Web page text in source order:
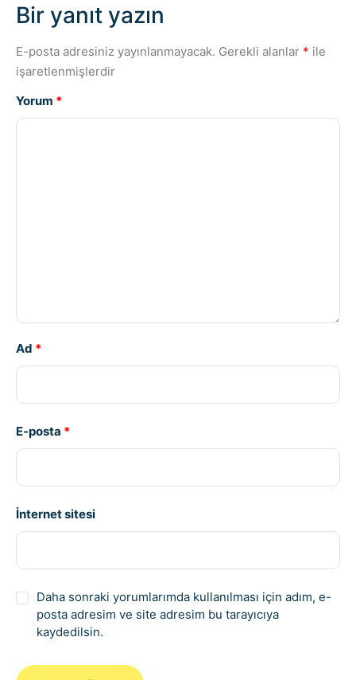
Bir yanıt yazın
E-posta adresiniz yayınlanmayacak. Gerekli alanlar * ile
işaretlenmişlerdir
Yorum *
Ad *
E-posta *
İnternet sitesi
Daha sonraki yorumlarımda kullanılması için adım, e-
posta adresim ve site adresim bu tarayıcıya
kaydedilsin.